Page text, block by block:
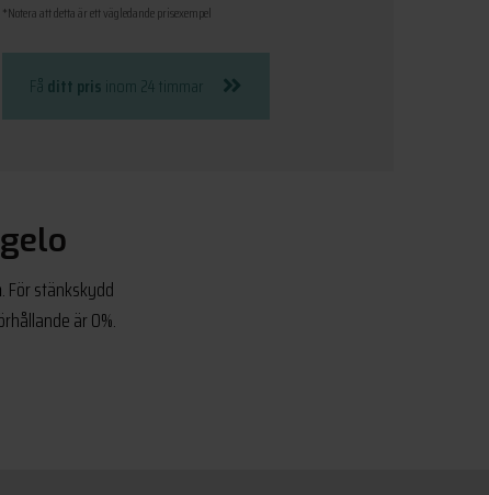
*Notera att detta är ett vägledande prisexempel
Få ditt pris inom 24 timmar
. För stänkskydd
är 0%.